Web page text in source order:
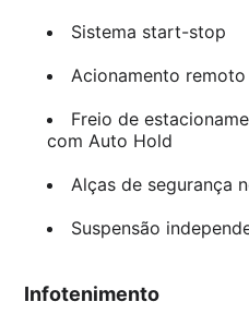
Sistema start-stop
Acionamento
Freio de
com Auto Hold
Alças de segurança
Suspensão
Infotenimento